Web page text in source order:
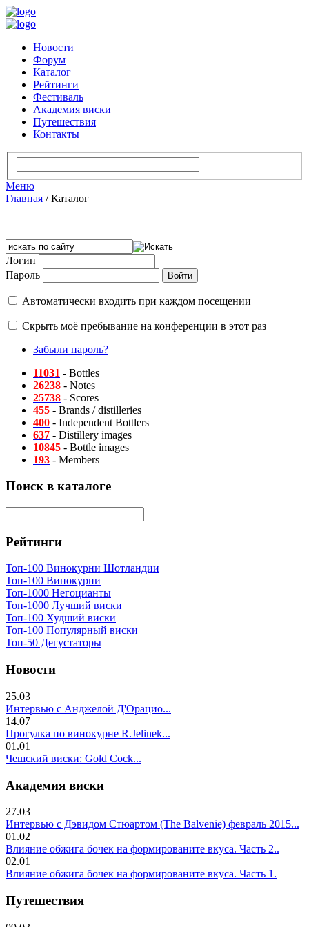
Новости
Форум
Каталог
Рейтинги
Фестиваль
Академия виски
Путешествия
Контакты
Меню
Главная /Каталог
Логин
Пароль
Автоматически входить при каждом посещении
Скрыть моё пребывание на конференции в этот раз
Забыли пароль?
11031 - Bottles
26238 - Notes
25738 - Scores
455 - Brands / distilleries
400 - Independent Bottlers
637 - Distillery images
10845 - Bottle images
193 - Members
Поиск в каталоге
Рейтинги
Топ-100 Винокурни Шотландии
Топ-100 Винокурни
Топ-1000 Негоцианты
Топ-1000 Лучший виски
Топ-100 Худший виски
Топ-100 Популярный виски
Топ-50 Дегустаторы
Новости
25.03
Интервью с Анджелой Д'Орацио...
14.07
Прогулка по винокурне R.Jelinek...
01.01
Чешский виски: Gold Cock...
Академия виски
27.03
Интервью с Дэвидом Стюартом (The Balvenie) февраль 2015...
01.02
Влияние обжига бочек на формированите вкуса. Часть 2..
02.01
Влияние обжига бочек на формированите вкуса. Часть 1.
Путешествия